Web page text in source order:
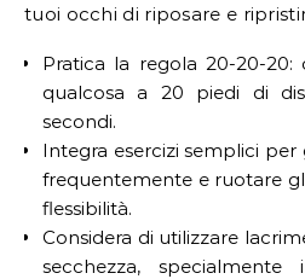
tuoi occhi di riposare e
Pratica la regola 20-20-
qualcosa a 20 piedi di
secondi.
Integra esercizi semplici
frequentemente e ruotare
flessibilità.
Considera di utilizzare
secchezza,